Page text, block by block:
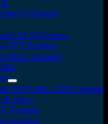
K
A Kamera
XCD Kamera
GFX Kamera
M645 Kamera
ND-Filter 2 bis 8 Stopps
Kamera
Kamera
Kamera